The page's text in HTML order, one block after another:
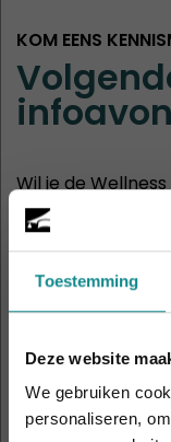
Toestemming
Deze website
We gebruiken
personaliseren,
KOM EENS
Wil je de
Dan ben je van
30
aug 11:00
2
sep 19:00